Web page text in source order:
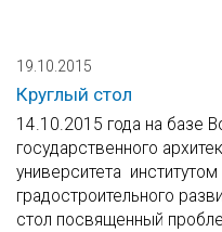
19.10.2015
Круглый стол
14.10.2015 года на базе
государственного
университета институтом
градостроительного
стол посвященный